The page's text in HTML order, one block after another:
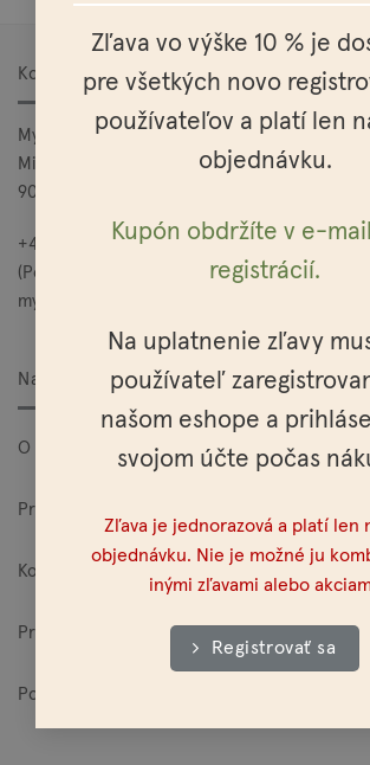
Zľava vo výške 10 % je
pre všetkých novo
používateľov a platí len
objednávku.
Kupón obdržíte v e-
registrácií.
Na uplatnenie zľavy
používateľ
našom eshope a
svojom účte počas
Zľava je jednorazová a platí len
objednávku. Nie je možné ju
inými zľavami alebo
Registrovať sa
Kontakt
Mylo, s.r.o.
Mierová 25
900 27 Bernolákovo
+421 949 685 565
(Po – Pia: 10:00 – 15:00)
mylo@mylo.sk
Nakupovanie
O Mylo
Pre veľkoodberateľov
Kontakt
Predajne
Poštovné a platobné možnosti